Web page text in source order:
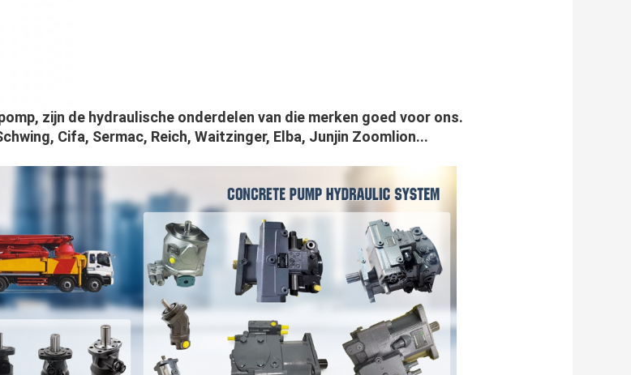
zijn de hydraulische onderdelen van die merken goed voor ons.
Cifa, Sermac, Reich, Waitzinger, Elba, Junjin Zoomlion...